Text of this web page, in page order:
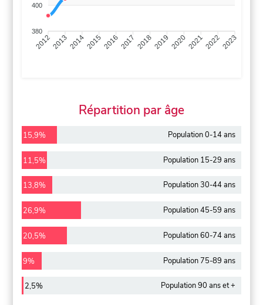
400
380
201220132014201520162017 20182019 2020202120222023
Répartition par âge
15,9% Population 0-14 ans
11,5% Population 15-29 ans
13,8% Population 30-44 ans
26,9% Population 45-59 ans
20,5% Population 60-74 ans
9% Population 75-89 ans
2,5% Population 90 ans et +